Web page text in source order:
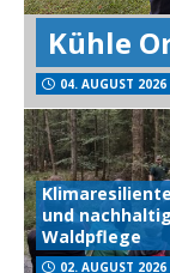
Kühle
04. AUGUST 2026
und
Waldpflege
02. AUGUST 2026